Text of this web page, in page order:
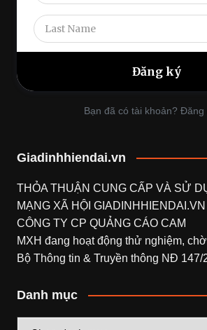
Bạn đã có tài khoản? Đăng
Giadinhhiendai.vn
THỎA THUẬN CUNG CẤP VÀ SỬ
MẠNG XÃ HỘI GIADINHHIENDAI.VN
CÔNG TY CP QUẢNG CÁO CAM
MXH đang hoạt động thử nghiệm,
Bộ Thông tin & Truyền thông NĐ
Danh mục